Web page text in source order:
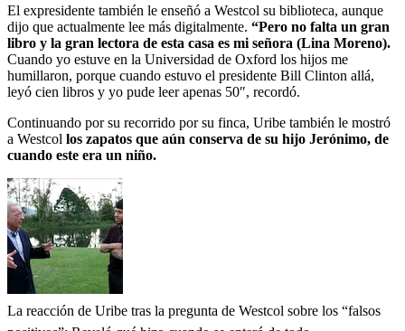
El expresidente también le enseñó a Westcol su biblioteca, aunque
dijo que actualmente lee más digitalmente. “Pero no falta un gran
libro y la gran lectora de esta casa es mi señora (Lina Moreno).
Cuando yo estuve en la Universidad de Oxford los hijos me
humillaron, porque cuando estuvo el presidente Bill Clinton allá,
leyó cien libros y yo pude leer apenas 50″, recordó.
Continuando por su recorrido por su finca, Uribe también le mostró
a Westcol los zapatos que aún conserva de su hijo Jerónimo, de
cuando este era un niño.
La reacción de Uribe tras la pregunta de Westcol sobre los “falsos